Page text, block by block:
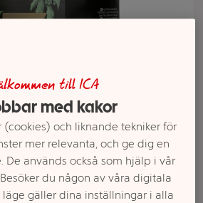
butik och handla
till ICA
med kakor
(cookies) och liknande tekniker för
mer relevanta, och ge dig en
De används också som hjälp i vår
du någon av våra digitala
gäller dina inställningar i alla